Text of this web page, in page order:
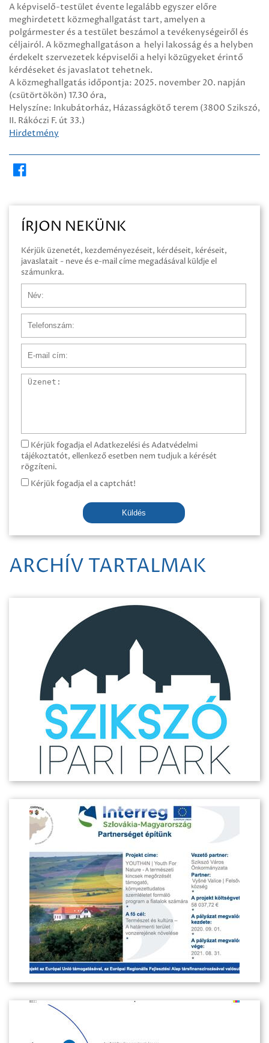
A képviselő-testület évente legalább egyszer előre
meghirdetett közmeghallgatást tart, amelyen a
polgármester és a testület beszámol a tevékenységeiről és
céljairól. A közmeghallgatáson a helyi lakosság és a helyben
érdekelt szervezetek képviselői a helyi közügyeket érintő
kérdéseket és javaslatot tehetnek.
A közmeghallgatás időpontja: 2025. november 20. napján
(csütörtökön) 17.30 óra,
Helyszíne: Inkubátorház, Házasságkötő terem (3800 Szikszó,
II. Rákóczi F. út 33.)
Hirdetmény
ÍRJON NEKÜNK
Kérjük üzenetét, kezdeményezéseit, kérdéseit, kéréseit,
javaslatait - neve és e-mail címe megadásával küldje el
számunkra.
Név
Telefonszám
E-mail cím
Üzenet
Kérjük fogadja el Adatkezelési és Adatvédelmi
tájékoztatót, ellenkező esetben nem tudjuk a kérését
rögzíteni.
Kérjük fogadja el a captchát!
Küldés
ARCHÍV TARTALMAK